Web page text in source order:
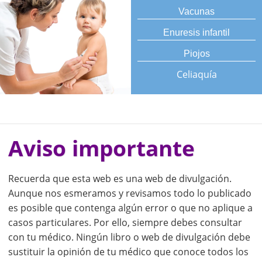
Vacunas
Enuresis infantil
Piojos
Celiaquía
Aviso importante
Recuerda que esta web es una web de divulgación.
Aunque nos esmeramos y revisamos todo lo publicado
es posible que contenga algún error o que no aplique a
casos particulares. Por ello, siempre debes consultar
con tu médico. Ningún libro o web de divulgación debe
sustituir la opinión de tu médico que conoce todos los